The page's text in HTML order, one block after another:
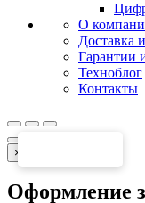
О
Доставка
Гарантии
Техноблог
Контакты
×
Оформление